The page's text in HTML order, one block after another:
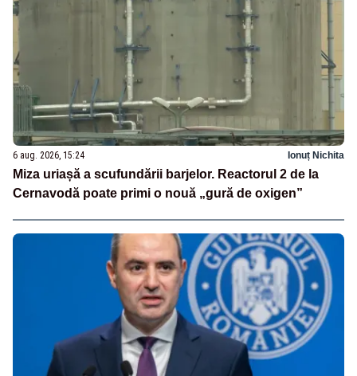
6 aug. 2026, 15:24 Ionuț Nichita
Miza uriașă a scufundării barjelor. Reactorul 2 de la
Cernavodă poate primi o nouă „gură de oxigen”